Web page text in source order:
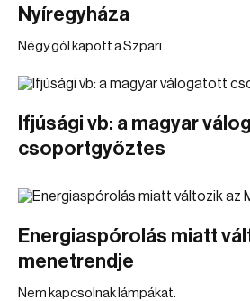
Nyíregyháza
Négy gól kapott a Szpari.
Ifjúsági vb: a magyar
csoportgyőztes
Energiaspórolás miatt
menetrendje
Nem kapcsolnak lámpákat.